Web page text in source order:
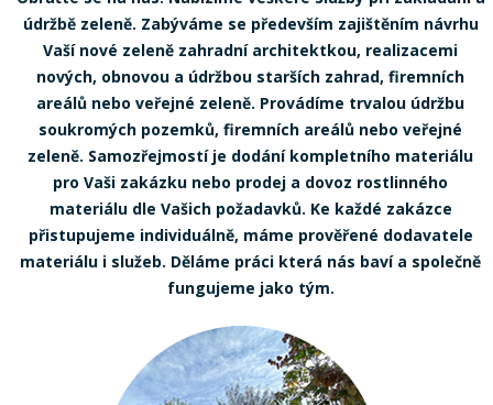
údržbě zeleně. Zabýváme se především zajištěním návrhu
Vaší nové zeleně zahradní architektkou, realizacemi
nových, obnovou a údržbou starších zahrad, firemních
areálů nebo veřejné zeleně. Provádíme trvalou údržbu
soukromých pozemků, firemních areálů nebo veřejné
zeleně. Samozřejmostí je dodání kompletního materiálu
pro Vaši zakázku nebo prodej a dovoz rostlinného
materiálu dle Vašich požadavků. Ke každé zakázce
přistupujeme individuálně, máme prověřené dodavatele
materiálu i služeb. Děláme práci která nás baví a společně
fungujeme jako tým.